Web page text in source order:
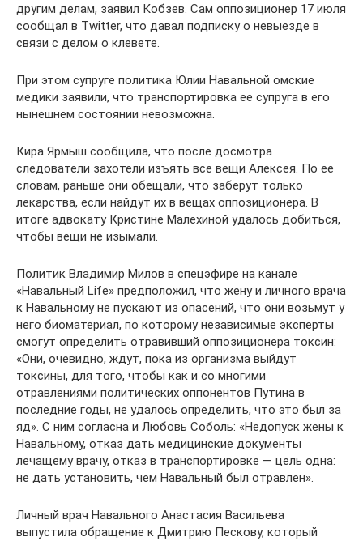
другим делам, заявил Кобзев. Сам оппозиционер 17 июля
сообщал в Twitter, что давал подписку о невыезде в
связи с делом о клевете.
При этом супруге политика Юлии Навальной омские
медики заявили, что транспортировка ее супруга в его
нынешнем состоянии невозможна.
Кира Ярмыш сообщила, что после досмотра
следователи захотели изъять все вещи Алексея. По ее
словам, раньше они обещали, что заберут только
лекарства, если найдут их в вещах оппозиционера. В
итоге адвокату Кристине Малехиной удалось добиться,
чтобы вещи не изымали.
Политик Владимир Милов в спецэфире на канале
«Навальный Life» предположил, что жену и личного врача
к Навальному не пускают из опасений, что они возьмут у
него биоматериал, по которому независимые эксперты
смогут определить отравивший оппозиционера токсин:
«Они, очевидно, ждут, пока из организма выйдут
токсины, для того, чтобы как и со многими
отравлениями политических оппонентов Путина в
последние годы, не удалось определить, что это был за
яд». С ним согласна и Любовь Соболь: «Недопуск жены к
Навальному, отказ дать медицинские документы
лечащему врачу, отказ в транспортировке — цель одна:
не дать установить, чем Навальный был отравлен».
Личный врач Навального Анастасия Васильева
выпустила обращение к Дмитрию Пескову, который